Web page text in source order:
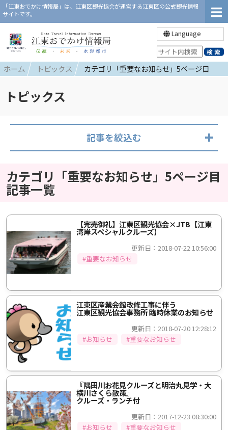
「江東おでかけ情報局」は、江東区観光協会が運営する江東区の公式観光情報
サイトです。
Language
ホーム トピックス カテゴリ「重要なお知らせ」5ページ目
トピックス
記事を絞込む
カテゴリ「重要なお知らせ」5ページ目
記事一覧
【完売御礼】江東区観光協会×JTB【江東
湾岸スペシャルクルーズ】
更新日：2018-07-22 10:56:00
#重要なお知らせ
江東区産業会館改修工事に伴う
江東区観光協会事務所 臨時休業のお知らせ
更新日：2018-07-20 12:28:12
#お知らせ
#重要なお知らせ
『隅田川お花見クルーズと明治丸見学・大
横川さくら散策』
クルーズ・ランチ付
更新日：2017-12-23 08:30:00
#お知らせ
#重要なお知らせ